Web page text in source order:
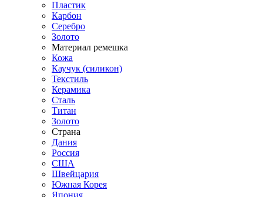
Пластик
Карбон
Серебро
Золото
Материал ремешка
Кожа
Каучук (силикон)
Текстиль
Керамика
Сталь
Титан
Золото
Страна
Дания
Россия
США
Швейцария
Южная Корея
Япония